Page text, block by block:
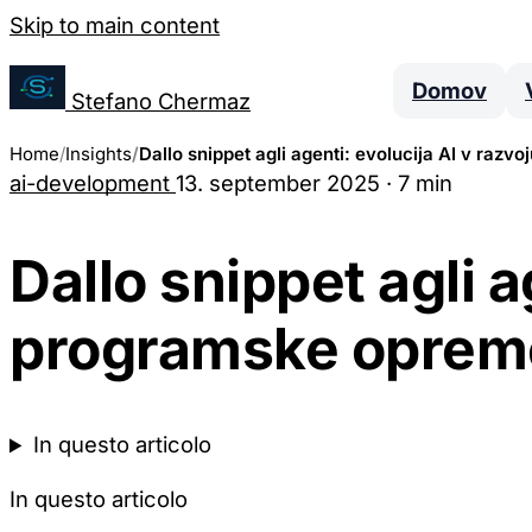
Salta al contenuto
Skip to main content
Stefano Chermaz Domov
Home Insights Dallo snippet agli agenti: evolucija AI v
ai-development 13. september 2025 · 7 min
Dallo snippet agli
programske
In questo articolo
In questo articolo
Upravljanje nastavitev piškotkov
Lahko izberete, ali omogočiti ali onemogočiti
Potrebni piškotki
Ti piškotki so bistveni za delovanje spletne strani in jih ni
Analitični piškotki
Ti piškotki nam omogočajo štetje obiskov in virov